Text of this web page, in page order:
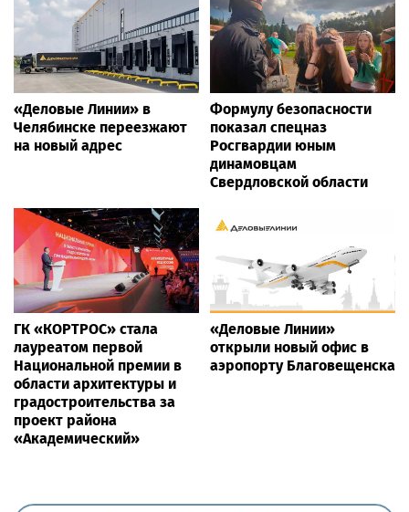
«Деловые Линии» в
Челябинске переезжают
на новый адрес
Формулу безопасности
показал спецназ
Росгвардии юным
динамовцам
Свердловской области
ГК «КОРТРОС» стала
лауреатом первой
Национальной премии в
области архитектуры и
градостроительства за
проект района
«Академический»
«Деловые Линии»
открыли новый офис в
аэропорту Благовещенска